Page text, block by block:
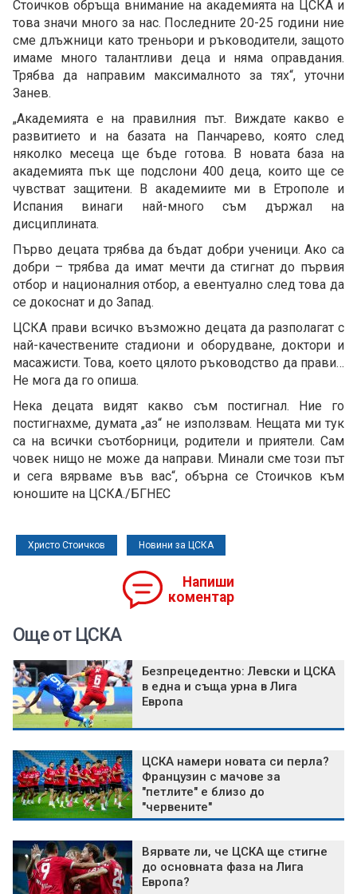
Стоичков обръща внимание на академията на ЦСКА и
това значи много за нас. Последните 20-25 години ние
сме длъжници като треньори и ръководители, защото
имаме много талантливи деца и няма оправдания.
Трябва да направим максималното за тях“, уточни
Занев.
„Академията е на правилния път. Виждате какво е
развитието и на базата на Панчарево, която след
няколко месеца ще бъде готова. В новата база на
академията пък ще подслони 400 деца, които ще се
чувстват защитени. В академиите ми в Етрополе и
Испания винаги най-много съм държал на
дисциплината.
Първо децата трябва да бъдат добри ученици. Ако са
добри – трябва да имат мечти да стигнат до първия
отбор и националния отбор, а евентуално след това да
се докоснат и до Запад.
ЦСКА прави всичко възможно децата да разполагат с
най-качествените стадиони и оборудване, доктори и
масажисти. Това, което цялото ръководство да прави…
Не мога да го опиша.
Нека децата видят какво съм постигнал. Ние го
постигнахме, думата „аз“ не използвам. Нещата ми тук
са на всички съотборници, родители и приятели. Сам
човек нищо не може да направи. Минали сме този път
и сега вярваме във вас“, обърна се Стоичков към
юношите на ЦСКА./БГНЕС
Христо Стоичков Новини за ЦСКА
Напиши
коментар
Още от ЦСКА
Безпрецедентно: Левски и ЦСКА
в една и съща урна в Лига
Европа
ЦСКА намери новата си перла?
Французин с мачове за
"петлите" е близо до
"червените"
Вярвате ли, че ЦСКА ще стигне
до основната фаза на Лига
Европа?